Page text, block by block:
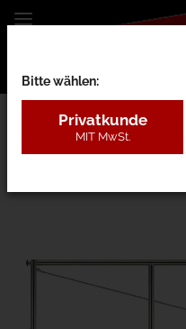
28BF - nur Rahmen o. Pfosten
Bitte wählen:
Privatkunde
MIT MwSt.